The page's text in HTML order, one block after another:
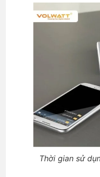
Thời gian sử